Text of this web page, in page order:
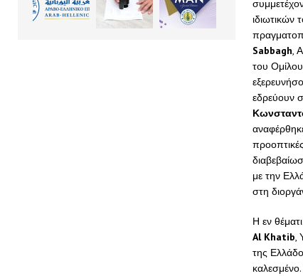
ιδιωτικών
Sabbagh,
του
εδρεύουν
με την
στη
Η εν
Al Khatib,
της